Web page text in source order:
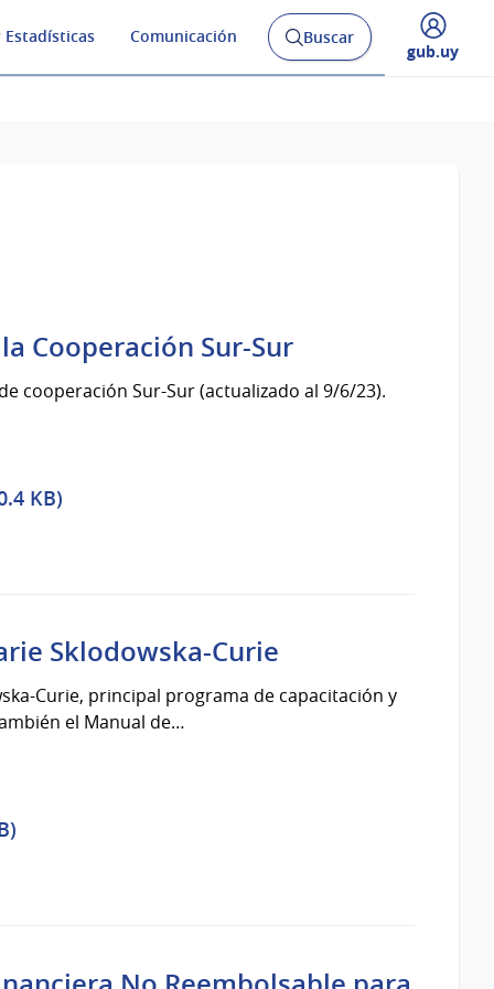
Estadísticas Comunicación
Abrir
buscador
Buscar
Desplegar
gub.uy
Cooperación Sur-Sur
cooperación Sur-Sur (actualizado al 9/6/23).
KB)
Sklodowska-Curie
Curie, principal programa de capacitación y
el Manual de…